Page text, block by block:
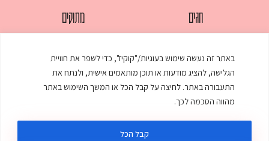
באתר זה נעשה שימוש בעוגיות/"קוקיז", כדי לשפר את חוויית
הגלישה, להציג מודעות או תוכן מותאמים אישית, ולנתח את
התעבורה באתר. לחיצה על קבל הכל או המשך השימוש באתר
מהווה הסכמה לכך.
קבל הכל
חגים
מאפים
ממולאים
מרקים
מתוקים
עוגות
עוף